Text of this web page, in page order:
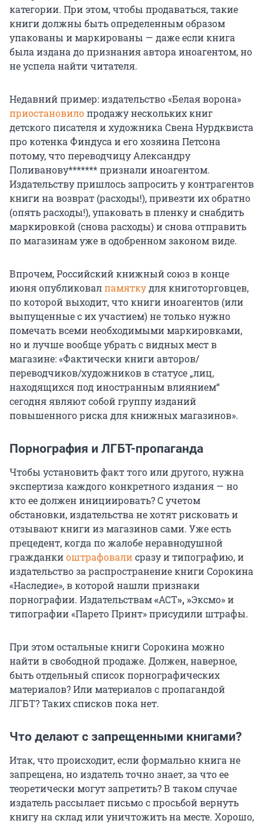
категории. При этом, чтобы продаваться, такие
книги должны быть определенным образом
упакованы и маркированы — даже если книга
была издана до признания автора иноагентом, но
не успела найти читателя.
Недавний пример: издательство «Белая ворона»
приостановилопродажу нескольких книг
детского писателя и художника Свена Нурдквиста
про котенка Финдуса и его хозяина Петсона
потому, что переводчицу Александру
Поливанову******* признали иноагентом.
Издательству пришлось запросить у контрагентов
книги на возврат (расходы!), привезти их обратно
(опять расходы!), упаковать в пленку и снабдить
маркировкой (снова расходы) и снова отправить
по магазинам уже в одобренном законом виде.
Впрочем, Российский книжный союз в конце
июня опубликовалпамяткудля книготорговцев,
по которой выходит, что книги иноагентов (или
выпущенные с их участием) не только нужно
помечать всеми необходимыми маркировками,
но и лучше вообще убрать с видных мест в
магазине: «Фактически книги авторов/
переводчиков/художников в статусе „лиц,
находящихся под иностранным влиянием“
сегодня являют собой группу изданий
повышенного риска для книжных магазинов».
Порнография и ЛГБТ-пропаганда
Чтобы установить факт того или другого, нужна
экспертиза каждого конкретного издания — но
кто ее должен инициировать? С учетом
обстановки, издательства не хотят рисковать и
отзывают книги из магазинов сами. Уже есть
прецедент, когда по жалобе неравнодушной
гражданкиоштрафовалисразу и типографию, и
издательство за распространение книги Сорокина
«Наследие», в которой нашли признаки
порнографии. Издательствам«АСТ», »Эксмо» и
типографии «Парето Принт» присудили штрафы.
При этом остальные книги Сорокина можно
найти в свободной продаже. Должен, наверное,
быть отдельный список порнографических
материалов? Или материалов с пропагандой
ЛГБТ? Таких списков пока нет.
Что делают с запрещенными книгами?
Итак, что происходит, если формально книга не
запрещена, но издатель точно знает, за что ее
теоретически могут запретить? В таком случае
издатель рассылает письмо с просьбой вернуть
книгу на склад или уничтожить на месте. Хорошо,